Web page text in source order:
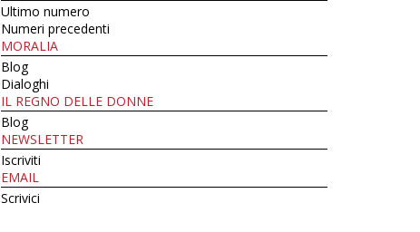
Ultimo numero
Numeri precedenti
MORALIA
Blog
Dialoghi
IL REGNO DELLE DONNE
Blog
NEWSLETTER
Iscriviti
EMAIL
Scrivici